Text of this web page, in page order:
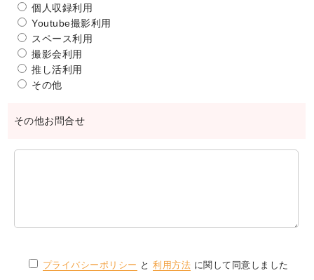
個人収録利用
Youtube撮影利用
スペース利用
撮影会利用
推し活利用
その他
その他お問合せ
プライバシーポリシー と利用方法 に関して同意しました